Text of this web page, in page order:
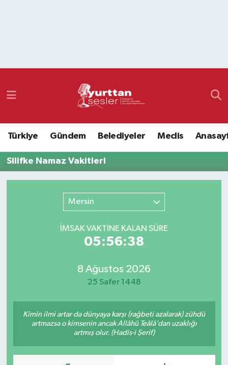
Türkiye Gündem Belediyeler Meclis
Silifke Namaz Vakitleri
Mersin
İMSAK VAKTİNE KALAN SÜRE
05:56:38
8 Ağustos 2026
25 Safer 1448
Kimin ilmi artar da dünyaya karşı (rağbeti azalarak) zühdü
artmazsa o kimsenin ancak Allâhü Teâlâ’dan uzaklığı
artmış olur. (Hadis-i Şerif)
Namaz Vakitleri
Süper Lig Puan Durumu ve Fikstür
Son Dakika Haberleri